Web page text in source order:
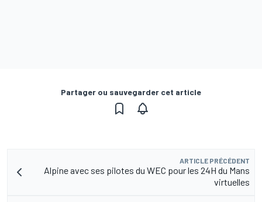
Partager ou sauvegarder cet article
ARTICLE PRÉCÉDENT
Alpine avec ses pilotes du WEC pour les 24H du Mans
virtuelles